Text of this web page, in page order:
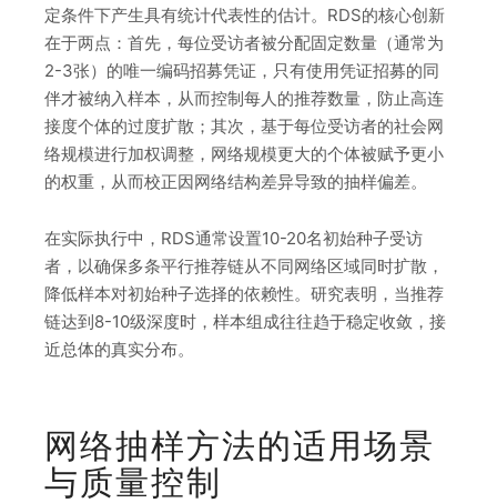
定条件下产生具有统计代表性的估计。RDS的核心创新
在于两点：首先，每位受访者被分配固定数量（通常为
2-3张）的唯一编码招募凭证，只有使用凭证招募的同
伴才被纳入样本，从而控制每人的推荐数量，防止高连
接度个体的过度扩散；其次，基于每位受访者的社会网
络规模进行加权调整，网络规模更大的个体被赋予更小
的权重，从而校正因网络结构差异导致的抽样偏差。
在实际执行中，RDS通常设置10-20名初始种子受访
者，以确保多条平行推荐链从不同网络区域同时扩散，
降低样本对初始种子选择的依赖性。研究表明，当推荐
链达到8-10级深度时，样本组成往往趋于稳定收敛，接
近总体的真实分布。
网络抽样方法的适用场景
与质量控制